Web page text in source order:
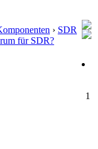
› SDR
für SDR?
1